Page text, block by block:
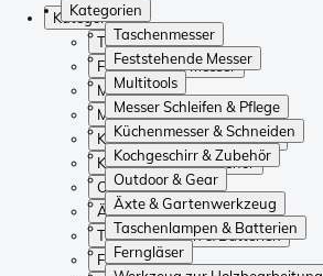
Kategorien
Taschenmesser
Feststehende Messer
Multitools
Messer Schleifen & Pflege
Küchenmesser & Schneiden
Kochgeschirr & Zubehör
Outdoor & Gear
Äxte & Gartenwerkzeug
Taschenlampen & Batterien
Ferngläser
Kategorien
Taschenmesser
Feststehende Messer
Multitools
Messer Schleifen & Pflege
Küchenmesser & Schneiden
Kochgeschirr & Zubehör
Outdoor & Gear
Äxte & Gartenwerkzeug
Taschenlampen & Batterien
Ferngläser